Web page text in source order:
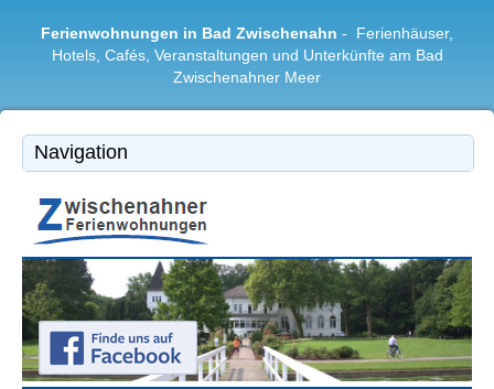
Ferienwohnungen in Bad Zwischenahn - Ferienhäuser,
Hotels, Cafés, Veranstaltungen und Unterkünfte am Bad
Zwischenahner Meer
|
Ferienwohnungen
|
Freizeitangebote
|
Restaurants & Cafés
|
Region